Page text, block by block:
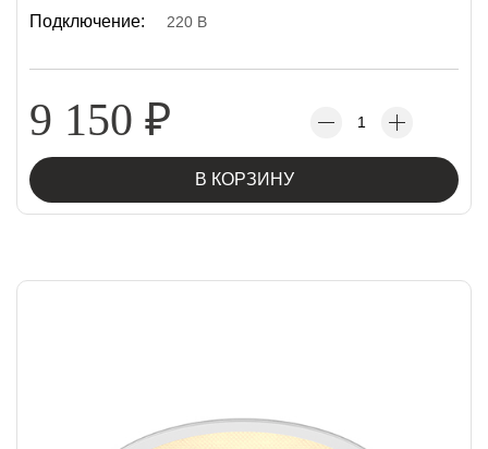
Подключение: 220 В
9 150 ₽
В КОРЗИНУ